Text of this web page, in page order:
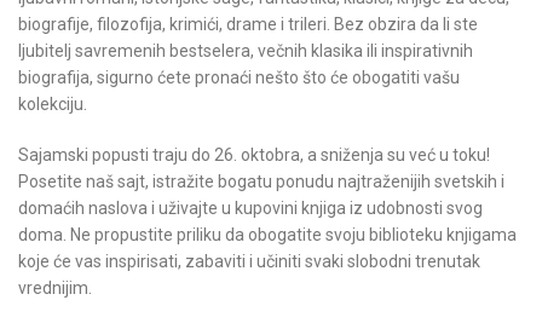
biografije, filozofija, krimići, drame i trileri. Bez obzira da li ste
ljubitelj savremenih bestselera, večnih klasika ili inspirativnih
biografija, sigurno ćete pronaći nešto što će obogatiti vašu
kolekciju.
Sajamski popusti traju do 26. oktobra, a sniženja su već u toku!
Posetite naš sajt, istražite bogatu ponudu najtraženijih svetskih i
domaćih naslova i uživajte u kupovini knjiga iz udobnosti svog
doma. Ne propustite priliku da obogatite svoju biblioteku knjigama
koje će vas inspirisati, zabaviti i učiniti svaki slobodni trenutak
vrednijim.